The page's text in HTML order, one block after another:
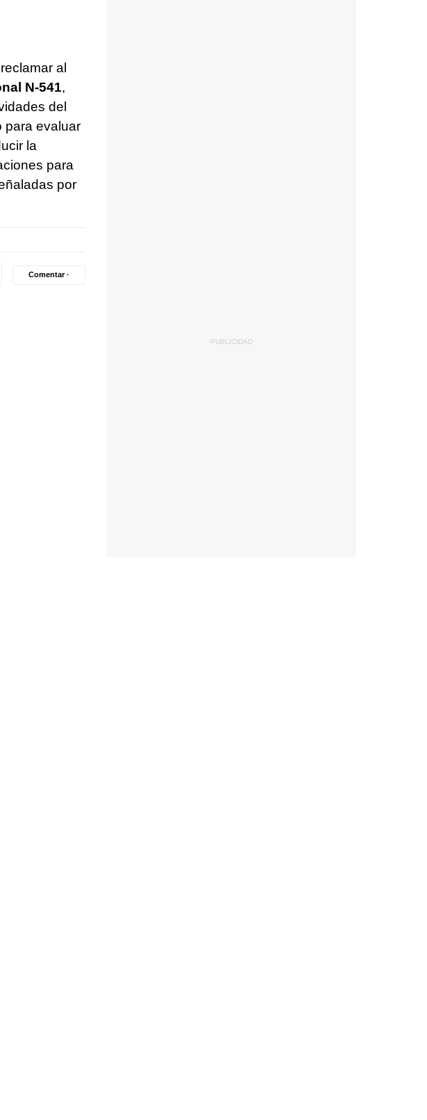
al
N-541,
del
para evaluar
la
para
por
Comentar ·